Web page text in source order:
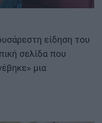
είδηση του
σελίδα που
μια